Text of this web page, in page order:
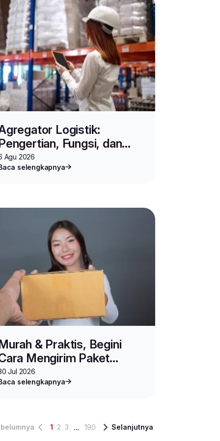
Logistik:
Fungsi, dan
Kerjanya untuk Bisnis
Agu 2026
selengkapnya
& Praktis, Begini
Mengirim Paket
Shop via MINIPACK
Jul 2026
selengkapnya
1 2 3 ... 190 Selanjutnya